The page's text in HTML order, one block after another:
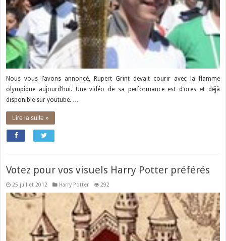
Nous vous l’avons annoncé, Rupert Grint devait courir avec la flamme
olympique aujourd’hui. Une vidéo de sa performance est d’ores et déjà
disponible sur youtube. …
Lire la suite »
Votez pour vos visuels Harry Potter préférés
25 juillet 2012 Harry Potter 292